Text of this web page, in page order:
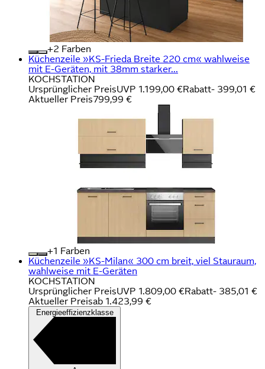
+
Farben
Küchenzeile »KS-Frieda Breite 220 cm« wahlweise
mit E-Geräten, mit 38mm starker...
KOCHSTATION
Ursprünglicher PreisUVP 1.199,00 €Rabatt- 399,01 €
Aktueller Preis799,99 €
+
Farben
Küchenzeile »KS-Milan« 300 cm breit, viel Stauraum,
wahlweise mit E-Geräten
KOCHSTATION
Ursprünglicher PreisUVP 1.809,00 €Rabatt- 385,01 €
Aktueller Preisab 1.423,99 €
Energieeffizienzklasse